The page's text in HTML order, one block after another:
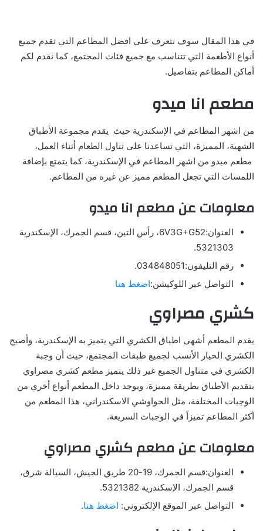
في هذا المقال سوف نتعرف على افضل المطاعم التي تقدم جميع
أنواع الأطعمة التي تتناسب مع جميع فئات المجتمع، كما نقدم لكم
أماكن المطاعم بتفاصيل.
مطعم انا ميدو
من اشهر المطاعم في الإسكندرية حيث يقدم مجموعة الأطباق
الشهية، المميزة، التي تساعدنا على تناول الطعام أثناء العمل،
مطعم ميدو من اشهر المطاعم في الإسكندرية، كما يتمتع بإضافة
اللمسات التي تجعل المطعم مميز عن غيره من المطاعم.
معلومات عن مطعم انا ميدو
العنوان:6V3G+G52، رأس التين، قسم الجمرك، الإسكندرية
5321303.
رقم التليفون:034848051.
التواصل عبر اللوكيشن:اضغط هنا
كشري مصراوي
يقدم المطعم أشهى اطباق الكشري التي يتميز به الإسكندرية، وأصبح
الكشري الخيار الأنسب لجميع طبقات المجتمع، حيث أن وجبة
الكشري في متناول الجميع غير ذلك يتميز مطعم كشري مصراوي
بتقديم الأطباق بطريقة مميزة، ويوجد داخل المطعم أنواع أخري من
الوجبات المختلفة، مثل الحواوشي الاسكندراني، هذا المطعم من
أكثر المطاعم تميزاً في الوجبات السريعة.
معلومات عن مطعم كشري مصراوي
العنوان:قسم الجمرك، 19-20 طريق الجيش، السيالة شرق،
قسم الجمرك، الإسكندرية 5321382.
التواصل عبر الموقع الإلكتروني: اضغط هنا.